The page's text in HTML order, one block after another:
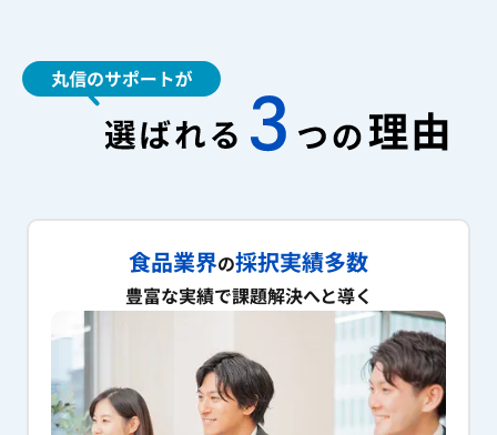
食品業界の採択実績多数
豊富な実績で課題解決へと導く